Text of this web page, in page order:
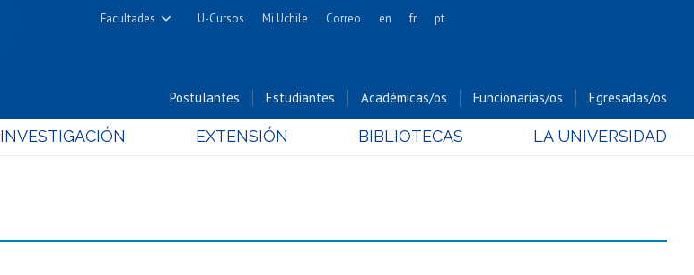
Facultades
Cs. Físicas y Matemáticas
Cs. Forestales y Conservación
Cs. Químicas y Farmacéuticas
Cs. Sociales
U-Cursos Mi Uchile Correo en fr pt
Postulantes Estudiantes Académicas/os Funcionarias/os Egresadas/os
INVESTIGACIÓN EXTENSIÓN BIBLIOTECAS LA UNIVERSIDAD